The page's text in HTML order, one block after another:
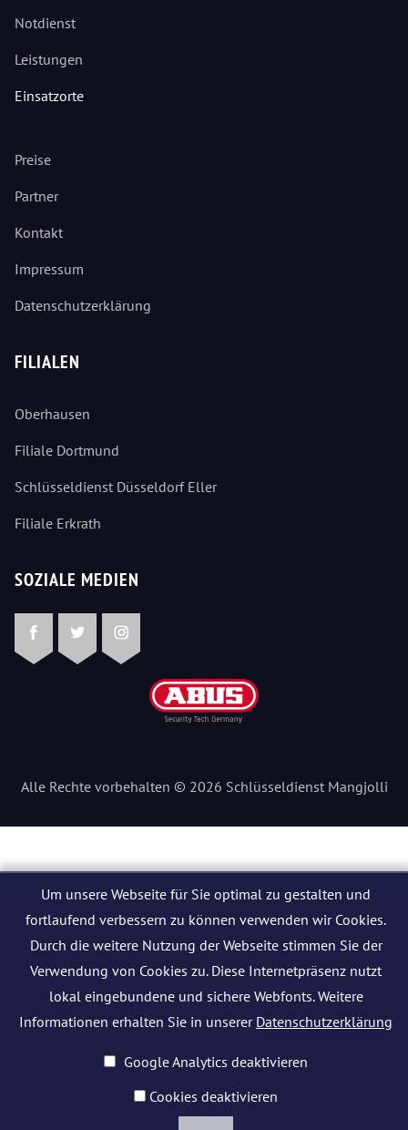
Notdienst
Leistungen
Einsatzorte
Preise
Partner
Kontakt
Impressum
Datenschutzerklärung
FILIALEN
Oberhausen
Filiale Dortmund
Schlüsseldienst Düsseldorf Eller
Filiale Erkrath
SOZIALE MEDIEN
FacebookTwitterInstagram
Alle Rechte vorbehalten © 2026 Schlüsseldienst Mangjolli
Um unsere Webseite für Sie optimal zu gestalten und
fortlaufend verbessern zu können verwenden wir Cookies.
Durch die weitere Nutzung der Webseite stimmen Sie der
Verwendung von Cookies zu. Diese Internetpräsenz nutzt
lokal eingebundene und sichere Webfonts. Weitere
Informationen erhalten Sie in unserer Datenschutzerklärung
Google Analytics deaktivieren
Cookies deaktivieren